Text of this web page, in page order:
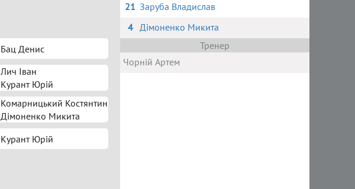
Бац Денис
Лич Іван
Курант Юрій
Комарницький Костянтин
Дімоненко Микита
Курант Юрій
21 Заруба Владислав
4 Дімоненко Микита
Тренер
Чорній Артем